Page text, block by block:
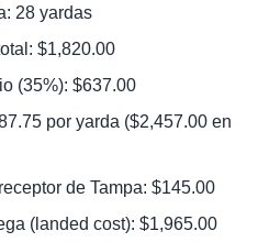
28 yardas
$1,820.00
(35%): $637.00
por yarda ($2,457.00 en
de Tampa: $145.00
(landed cost): $1,965.00